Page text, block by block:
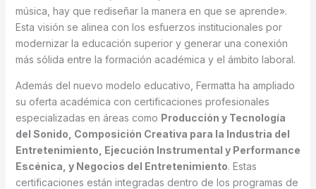
música, hay que rediseñar la manera en que se aprende».
Esta visión se alinea con los esfuerzos institucionales por
modernizar la educación superior y generar una conexión
más sólida entre la formación académica y el ámbito laboral.
Además del nuevo modelo educativo, Fermatta ha ampliado
su oferta académica con certificaciones profesionales
especializadas en áreas como Producción y Tecnología
del Sonido, Composición Creativa para la Industria del
Entretenimiento, Ejecución Instrumental y Performance
Escénica, y Negocios del Entretenimiento. Estas
certificaciones están integradas dentro de los programas de